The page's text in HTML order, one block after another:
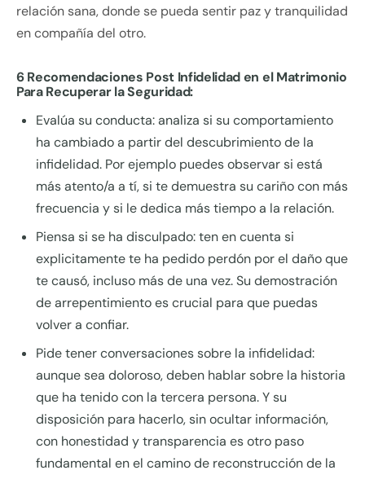
relación sana, donde se pueda sentir paz y tranquilidad
en compañía del otro.
6 Recomendaciones Post Infidelidad en el Matrimonio
Para Recuperar la Seguridad:
Evalúa su conducta: analiza si su comportamiento
ha cambiado a partir del descubrimiento de la
infidelidad. Por ejemplo puedes observar si está
más atento/a a tí, si te demuestra su cariño con más
frecuencia y si le dedica más tiempo a la relación.
Piensa si se ha disculpado: ten en cuenta si
explicitamente te ha pedido perdón por el daño que
te causó, incluso más de una vez. Su demostración
de arrepentimiento es crucial para que puedas
volver a confiar.
Pide tener conversaciones sobre la infidelidad:
aunque sea doloroso, deben hablar sobre la historia
que ha tenido con la tercera persona. Y su
disposición para hacerlo, sin ocultar información,
con honestidad y transparencia es otro paso
fundamental en el camino de reconstrucción de la